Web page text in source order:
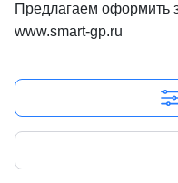
Предлагаем оформить
www.smart-gp.ru